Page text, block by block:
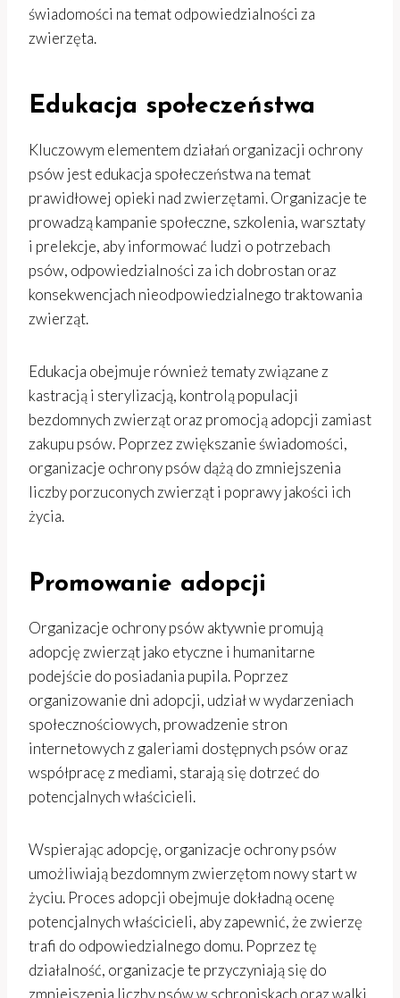
świadomości na temat odpowiedzialności za
zwierzęta.
Edukacja społeczeństwa
Kluczowym elementem działań organizacji ochrony
psów jest edukacja społeczeństwa na temat
prawidłowej opieki nad zwierzętami. Organizacje te
prowadzą kampanie społeczne, szkolenia, warsztaty
i prelekcje, aby informować ludzi o potrzebach
psów, odpowiedzialności za ich dobrostan oraz
konsekwencjach nieodpowiedzialnego traktowania
zwierząt.
Edukacja obejmuje również tematy związane z
kastracją i sterylizacją, kontrolą populacji
bezdomnych zwierząt oraz promocją adopcji zamiast
zakupu psów. Poprzez zwiększanie świadomości,
organizacje ochrony psów dążą do zmniejszenia
liczby porzuconych zwierząt i poprawy jakości ich
życia.
Promowanie adopcji
Organizacje ochrony psów aktywnie promują
adopcję zwierząt jako etyczne i humanitarne
podejście do posiadania pupila. Poprzez
organizowanie dni adopcji, udział w wydarzeniach
społecznościowych, prowadzenie stron
internetowych z galeriami dostępnych psów oraz
współpracę z mediami, starają się dotrzeć do
potencjalnych właścicieli.
Wspierając adopcję, organizacje ochrony psów
umożliwiają bezdomnym zwierzętom nowy start w
życiu. Proces adopcji obejmuje dokładną ocenę
potencjalnych właścicieli, aby zapewnić, że zwierzę
trafi do odpowiedzialnego domu. Poprzez tę
działalność, organizacje te przyczyniają się do
zmniejszenia liczby psów w schroniskach oraz walki